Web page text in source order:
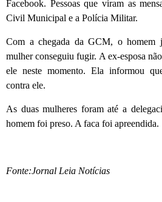
Facebook. Pessoas que viram as
Civil Municipal e a Polícia Militar.
Com a chegada da GCM, o homem
mulher conseguiu fugir. A ex-esposa
ele neste momento. Ela informou
contra ele.
As duas mulheres foram até a
homem foi preso. A faca foi apreendida.
Fonte:Jornal Leia Notícias